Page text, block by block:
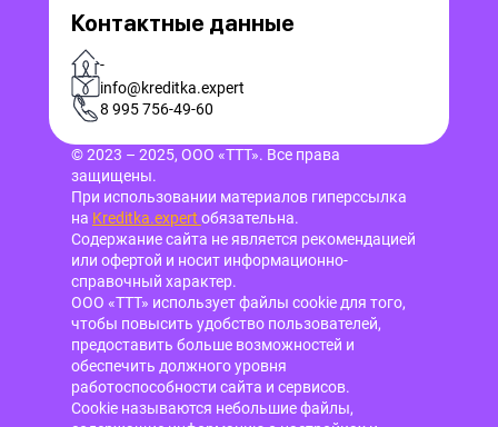
Контактные данные
-
info@kreditka.expert
8 995 756-49-60
© 2023 – 2025, ООО «ТТТ». Все права
защищены.
При использовании материалов гиперссылка
на Kreditka.expert обязательна.
Содержание сайта не является рекомендацией
или офертой и носит информационно-
справочный характер.
ООО «ТТТ» использует файлы cookie для того,
чтобы повысить удобство пользователей,
предоставить больше возможностей и
обеспечить должного уровня
работоспособности сайта и сервисов.
Cookie называются небольшие файлы,